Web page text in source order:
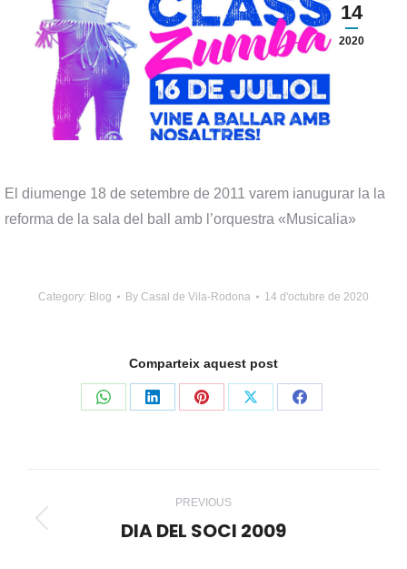
14
2020
El diumenge 18 de setembre de 2011 varem ianugurar la la
reforma de la sala del ball amb l’orquestra «Musicalia»
Category: Blog By Casal de Vila-Rodona 14 d'octubre de 2020
Comparteix aquest post
Share
Share
Share
Share
Share
navigation
PREVIOUS
Previous
DIA DEL SOCI 2009